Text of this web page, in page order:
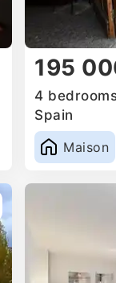
195
4
Spain
Maison